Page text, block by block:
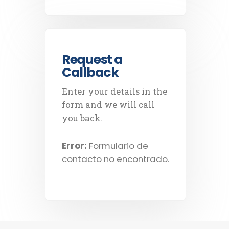
Request a
Callback
Enter your details in the
form and we will call
you back.
Error: Formulario de
contacto no encontrado.
Nuestras redes sociales